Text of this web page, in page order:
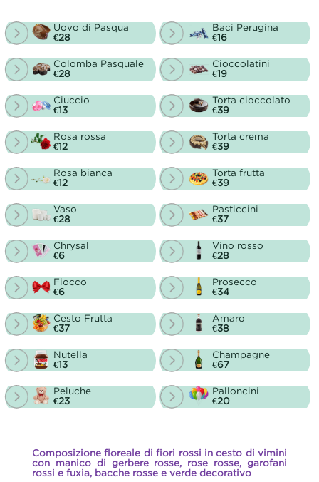
Uovo di Pasqua
€28
Colomba Pasquale
€28
Ciuccio
€13
Rosa rossa
€12
Rosa bianca
€12
Vaso
€28
Chrysal
€6
Fiocco
€6
Cesto Frutta
€37
Nutella
€13
Peluche
€23
Baci Perugina
€16
Cioccolatini
€19
Torta cioccolato
€39
Torta crema
€39
Torta frutta
€39
Pasticcini
€37
Vino rosso
€28
Prosecco
€34
Amaro
€38
Champagne
€67
Palloncini
€20
Composizione floreale di fiori rossi in cesto di vimini
con manico di gerbere rosse, rose rosse, garofani
rossi e fuxia, bacche rosse e verde decorativo